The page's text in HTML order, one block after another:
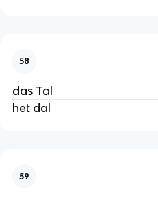
58
das Tal
het dal
59